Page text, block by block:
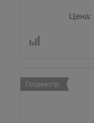
Цена:
Госреестр